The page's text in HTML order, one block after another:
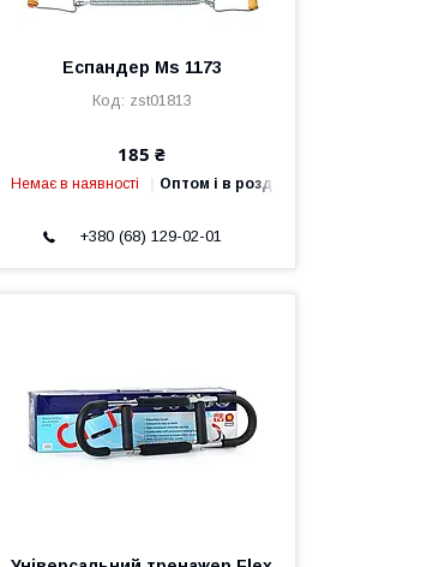
Еспандер Ms 1173
zst01813
185 ₴
Немає в наявності Оптом і в роздріб
+380 (68) 129-02-01